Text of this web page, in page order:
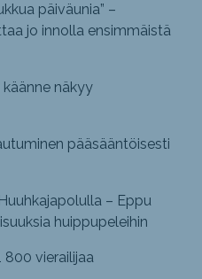
päiväunia” –
jo innolla ensimmäistä
näkyy
pääsääntöisesti
– Eppu
huippupeleihin
800 vierailijaa